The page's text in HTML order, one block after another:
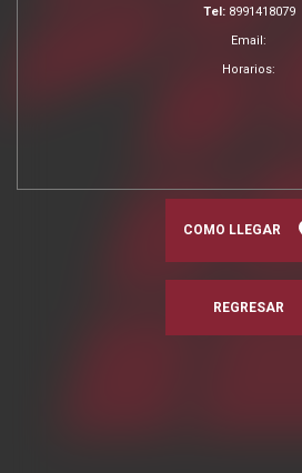
Tel: 8991418079
Email:
Horarios:
COMO LLEGAR
REGRESAR